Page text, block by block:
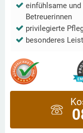
einfühlsame und
Betreuerinnen
privilegierte
besonderes